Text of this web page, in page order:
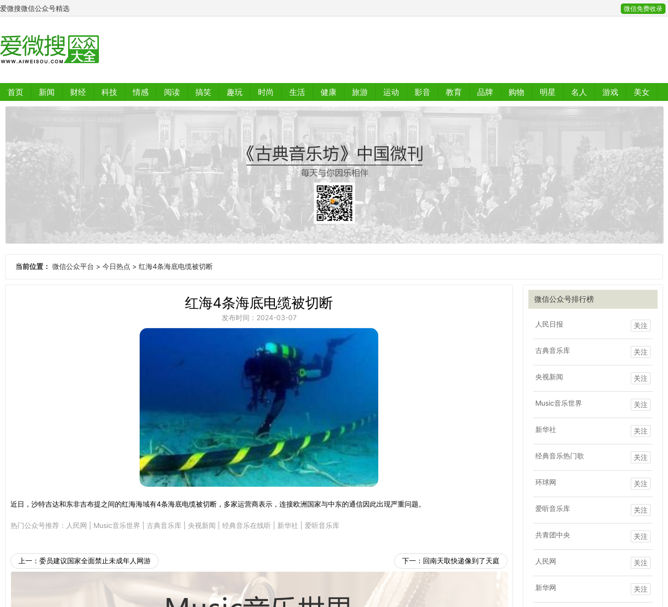
爱微搜微信公众号精选 微信免费收录
首页 新闻 财经 科技 情感 阅读 搞笑 趣玩 时尚 生活 健康 旅游 运动 影音 教育 品牌 购物 明星 名人 游戏
美女
当前位置： 微信公众平台 > 今日热点 > 红海4条海底电缆被切断
微信公众号排行榜
人民日报 关注
古典音乐库 关注
央视新闻 关注
Music音乐世界 关注
新华社 关注
经典音乐热门歌 关注
环球网 关注
爱听音乐库 关注
共青团中央 关注
人民网 关注
新华网 关注
红海4条海底电缆被切断
发布时间：2024-03-07
近日，沙特吉达和东非吉布提之间的红海海域有4条海底电缆被切断，多家运营商表示，连接欧洲国家与中东的通信因此出现严重问题。
热门公众号推荐： 人民网 Music音乐世界 古典音乐库 央视新闻 经典音乐在线听 新华社 爱听音乐库
上一： 委员建议国家全面禁止未成年人网游 下一： 回南天取快递像到了天庭